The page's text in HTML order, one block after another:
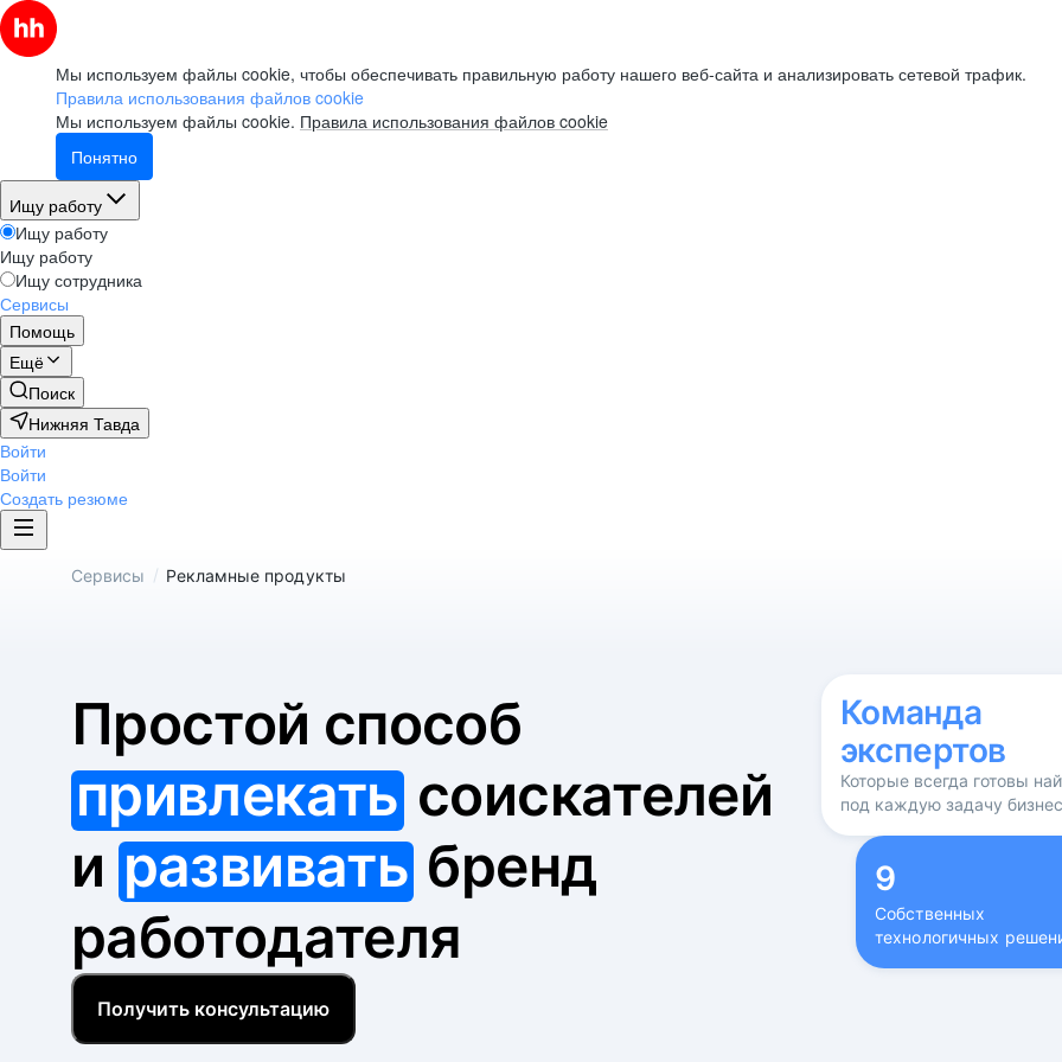
Мы используем файлы cookie, чтобы обеспечивать правильную работу нашего веб-сайта и анализировать сетевой трафик.
Правила использования файлов cookie
Мы используем файлы cookie. Правила использования файлов cookie
Понятно
Ищу работу
Ищу работу
Ищу работу
Ищу сотрудника
Сервисы
Помощь
Ещё
Поиск
Нижняя Тавда
Войти
Войти
Создать резюме
Сервисы / Рекламные продукты
Простой способ
привлекатьсоискателей
и развивать бренд
работодателя
Получить консультацию
Команда
экспертов
Которые всегда готовы
под каждую задачу
9
Собственных
технологичных